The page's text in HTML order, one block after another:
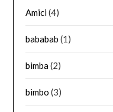
Amici(4)
bababab (1)
bimba(2)
bimbo (3)